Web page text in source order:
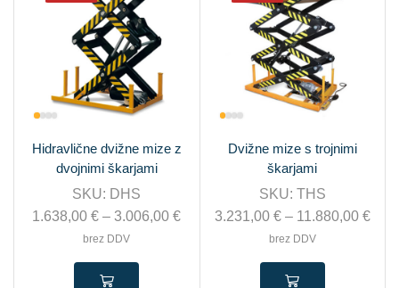
Hidravlične dvižne mize z
dvojnimi škarjami
SKU: DHS
1.638,00€ – 3.006,00€
brez DDV
Dvižne mize s trojnimi
škarjami
SKU: THS
3.231,00 € – 11.880,00 €
brez DDV